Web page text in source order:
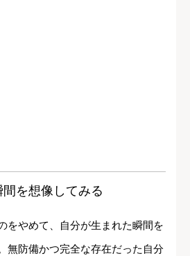
を想像してみる
をやめて、自分が生まれた瞬間を
無防備かつ完全な存在だった自分